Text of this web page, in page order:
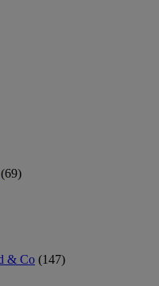
(69)
& Co (147)